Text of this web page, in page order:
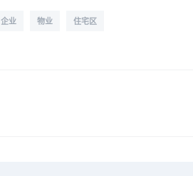
企业 物业 住宅区